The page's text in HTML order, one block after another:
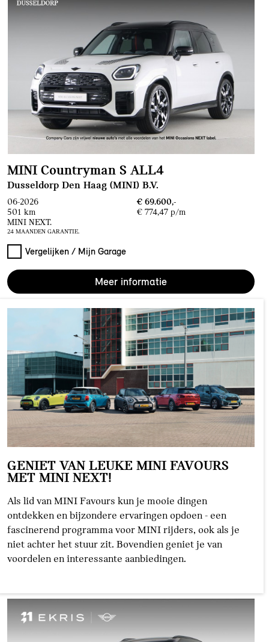
MINI Countryman S ALL4
Dusseldorp Den Haag (MINI) B.V.
06-2026
€ 69.600,-
501 km
€ 774,47 p/m
MINI NEXT.
24 MAANDEN GARANTIE.
Vergelijken / Mijn Garage
Meer informatie
GENIET VAN LEUKE MINI FAVOURS
MET MINI NEXT!
Als lid van MINI Favours kun je mooie dingen
ontdekken en bijzondere ervaringen opdoen - een
fascinerend programma voor MINI rijders, ook als je
niet achter het stuur zit. Bovendien geniet je van
voordelen en interessante aanbiedingen.